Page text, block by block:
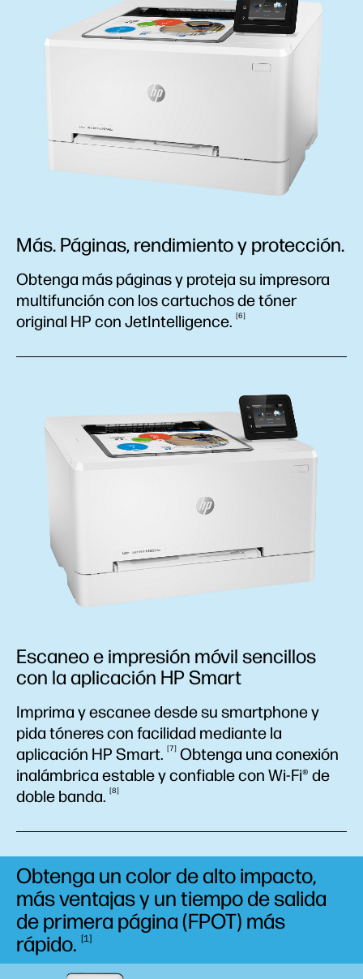
Más. Páginas, rendimiento y protección.
Obtenga más páginas y proteja su impresora
multifunción con los cartuchos de tóner
original HP con JetIntelligence. 6
Escaneo e impresión móvil sencillos
con la aplicación HP Smart
Imprima y escanee desde su smartphone y
pida tóneres con facilidad mediante la
aplicación HP Smart. 7
Obtenga una conexión
inalámbrica estable y confiable con Wi-Fi® de
doble banda. 8
Obtenga un color de alto impacto,
más ventajas y un tiempo de salida
de primera página (FPOT) más
rápido.
1